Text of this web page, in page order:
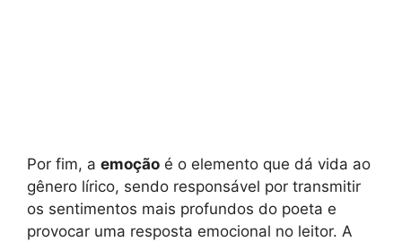
Por fim, a emoção é o elemento que dá vida ao
gênero lírico, sendo responsável por transmitir
os sentimentos mais profundos do poeta e
provocar uma resposta emocional no leitor. A